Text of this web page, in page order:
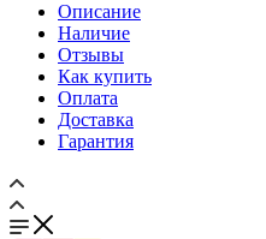
Описание
Наличие
Отзывы
Как купить
Оплата
Доставка
Гарантия